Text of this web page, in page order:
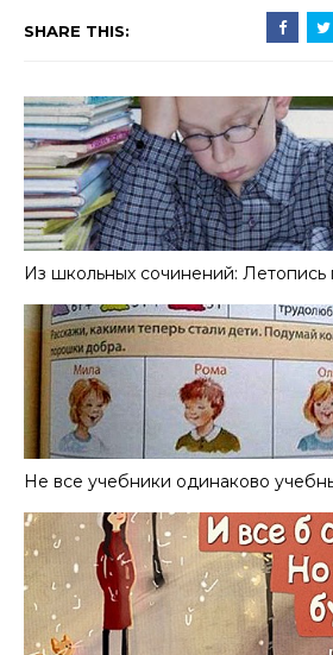
SHARE THIS:
Из школьных сочинений: Летопись
Не все учебники одинаково